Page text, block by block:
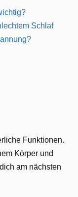
Schlaf
Funktionen.
Körper und
am nächsten